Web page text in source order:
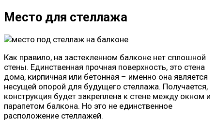
Место для стеллажа
Как правило, на застекленном балконе нет сплошной
стены. Единственная прочная поверхность, это стена
дома, кирпичная или бетонная – именно она является
несущей опорой для будущего стеллажа. Получается,
конструкция будет закреплена к стене между окном и
парапетом балкона. Но это не единственное
расположение стеллажей.